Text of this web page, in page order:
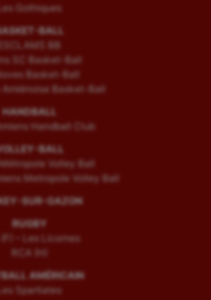
Les Gothiques
BALL
BB
SC Basket-Ball
Basket-Ball
Basket-Ball
HANDBALL
Handball Club
BALL
Volley Ball
Metropole Volley Ball
SUR-GAZON
RUGBY
– Les Licornes
RCA (H)
AMÉRICAIN
Les Spartiates